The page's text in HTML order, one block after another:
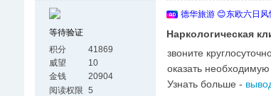
等待验证
积分
41869
威望
10
金钱
20904
阅读权限 5
德华旅游 😊东欧六日
Наркологическая
звоните
оказать
Узнать больше -